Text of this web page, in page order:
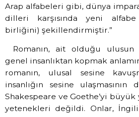
Arap alfabeleri gibi, dünya
dilleri karşısında yeni alfabe
birliğini) şekillendirmiştir.”
Romanın, ait olduğu ulusun
genel insanlıktan kopmak
romanın, ulusal sesine
insanlığın sesine
Shakespeare ve Goethe’yi
yetenekleri değildi. Onlar,